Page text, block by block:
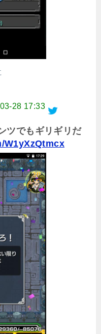
28 17:33
ツでもギリギリだ
W1yXzQtmcx